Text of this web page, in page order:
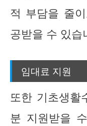
적 부담을 줄
공받을 수 있습
임대료 지원
또한 기초생활
분 지원받을